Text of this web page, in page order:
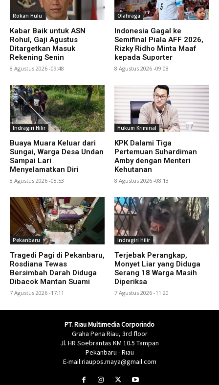
Rokan Hulu
Kabar Baik untuk ASN
Rohul, Gaji Agustus
Ditargetkan Masuk
Rekening Senin
8 Agustus 2026 -09:48
Olahraga
Indonesia Gagal ke
Semifinal Piala AFF 2026,
Rizky Ridho Minta Maaf
kepada Suporter
8 Agustus 2026 -09:08
Indragiri Hilir
Buaya Muara Keluar dari
Sungai, Warga Desa Undan
Sampai Lari
Menyelamatkan Diri
8 Agustus 2026 -08:53
Hukum Kriminal
KPK Dalami Tiga
Pertemuan Suhardiman
Amby dengan Menteri
Kehutanan
8 Agustus 2026 -08:13
Pekanbaru
Tragedi Pagi di Pekanbaru,
Rosdiana Tewas
Bersimbah Darah Diduga
Dibacok Mantan Suami
7 Agustus 2026 -17:11
Indragiri Hilir
Terjebak Perangkap,
Monyet Liar yang Diduga
Serang 18 Warga Masih
Diperiksa
7 Agustus 2026 -11:20
PT. Riau Multimedia Corporindo
Graha Pena Riau, 3rd floor
Jl. HR Soebrantas KM 10.5 Tampan
Pekanbaru - Riau
E-mail:riaupos.maya@gmail.com